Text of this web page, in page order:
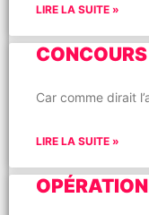
LIRE LA SUITE »
Car comme dirait
LIRE LA SUITE »